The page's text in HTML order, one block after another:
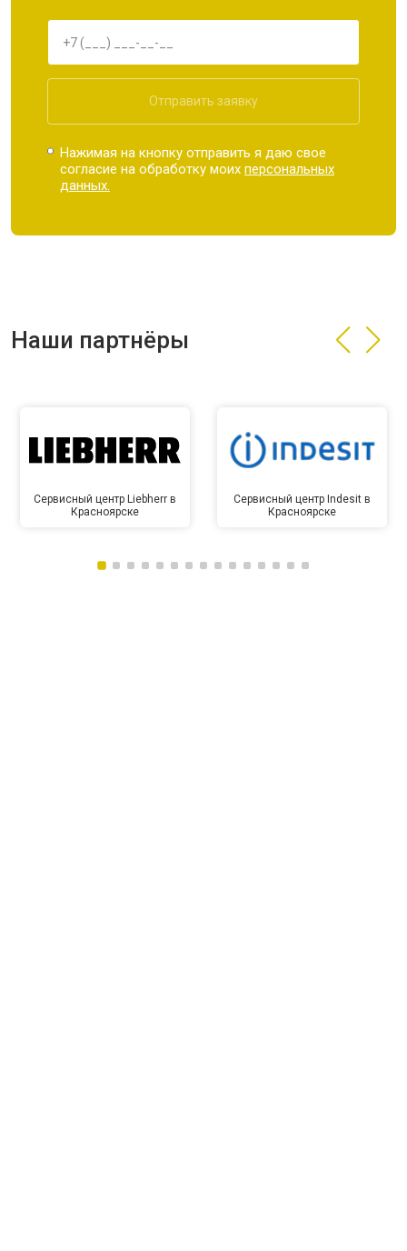
Отправить заявку
Нажимая на кнопку отправить я даю свое
согласие на обработку моихперсональных
данных.
Наши партнёры
Сервисный центр Liebherr в
Красноярске
Сервисный центр Indesit в
Красноярске